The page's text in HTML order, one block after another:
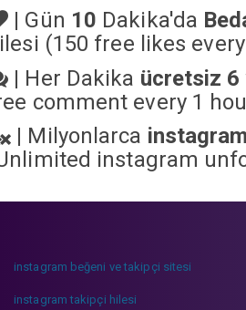
| Gün 10 Dakika'da
(150 free likes
| Her Dakika ücretsiz 6
comment every 1
| Milyonlarca
instagram
instagram beğeni ve takipçi sitesi
instagram takipçi hilesi